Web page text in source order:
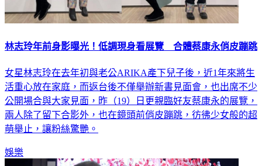
林志玲年前身影曝光！低調現身看展覽 合體蔡康永俏皮蹦跳
女星林志玲在去年初與老公ARIKA產下兒子後，近1年來將生
活重心放在家庭，而返台後不僅舉辦新書見面會，也出席不少
公開場合與大家見面，昨（19）日更親臨好友蔡康永的展覽，
兩人除了留下合影外，也在鏡頭前俏皮蹦跳，彷彿少女般的超
萌舉止，讓粉絲驚艷。
娛樂